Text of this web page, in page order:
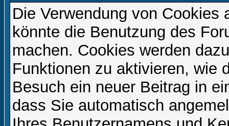
Die Verwendung von
könnte die Benutzung des
machen. Cookies werden
Funktionen zu aktivieren, wie
Besuch ein neuer Beitrag in
dass Sie automatisch